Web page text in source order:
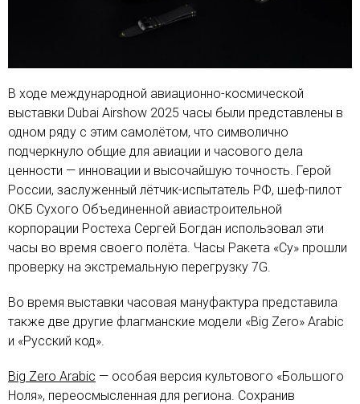
В ходе международной авиационно-космической
выставки Dubai Airshow 2025 часы были представлены в
одном ряду с этим самолётом, что символично
подчеркнуло общие для авиации и часового дела
ценности — инновации и высочайшую точность. Герой
России, заслуженный лётчик-испытатель РФ, шеф-пилот
ОКБ Сухого Объединенной авиастроительной
корпорации Ростеха Сергей Богдан использовал эти
часы во время своего полёта. Часы Ракета «Су» прошли
проверку на экстремальную перегрузку 7G.
Во время выставки часовая мануфактура представила
также две другие флагманские модели «Big Zero» Arabic
и «Русский код».
Big Zero Arabic — особая версия культового «Большого
Ноля», переосмысленная для региона. Сохранив